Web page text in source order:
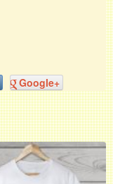
Google+